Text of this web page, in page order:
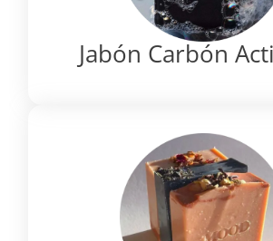
Jabón Carbón